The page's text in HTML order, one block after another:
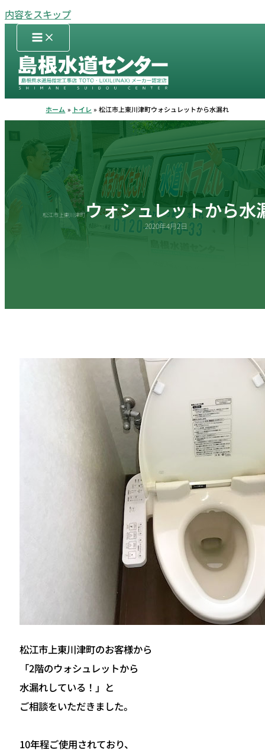
内容をスキップ
ホーム トイレ 松江市上東川津町ウォシュレットから水漏れ
松江市上東川津町ウォシュレットから水
2020年4月2日
松江市上東川津町のお客様から
「2階のウォシュレットから
水漏れしている！」と
ご相談をいただきました。
10年程ご使用されており、